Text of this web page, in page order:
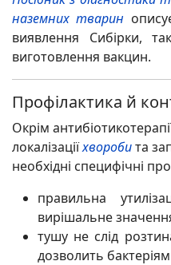
наземних тварин
виявлення Сибірки,
виготовлення вакцин.
Профілактика й
Окрім
локалізаціїхворобита
необхідні специфічні
правильна
вирішальне
тушу не слід
дозволить